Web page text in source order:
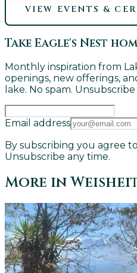
VIEW EVENTS &
Take Eagle's Nest
Monthly inspiration from
openings, new offerings,
lake. No spam.
Email address
By subscribing you agree
Unsubscribe any time.
More in